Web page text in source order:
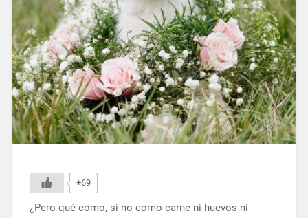
+69
¿Pero qué como, si no como carne ni huevos ni